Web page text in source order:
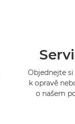
Objednejte
k opravě
o našem